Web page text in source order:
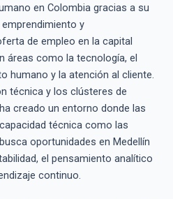
en Colombia gracias a su
y
de empleo en la capital
áreas como la tecnología, el
humano y la atención al cliente.
técnica y los clústeres de
creado un entorno donde las
técnica como las
oportunidades en Medellín
el pensamiento analítico
continuo.